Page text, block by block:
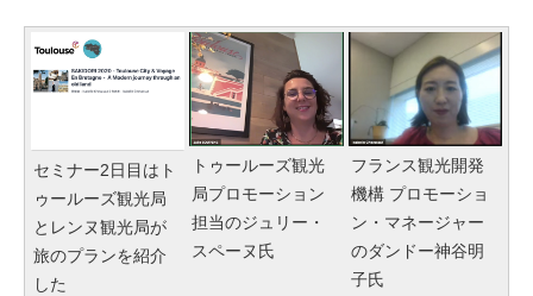
セミナー2日目はト
ゥールーズ観光局
とレンヌ観光局が
旅のプランを紹介
した
トゥールーズ観光
局プロモーション
担当のジュリー・
スペーヌ氏
フランス観光開発
機構 プロモーショ
ン・マネージャー
のダンドー神谷明
子氏